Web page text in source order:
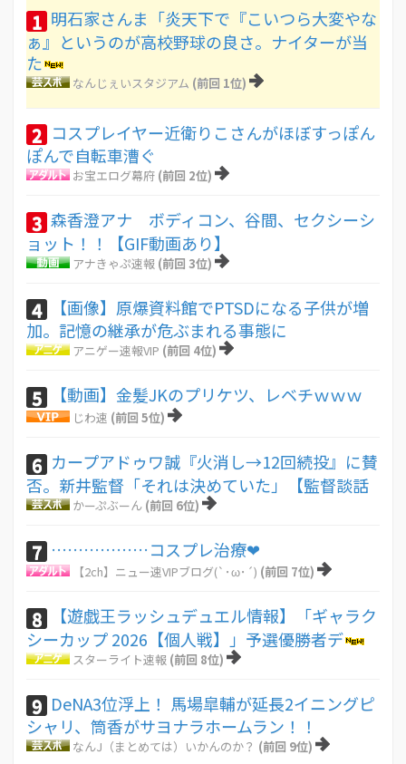
1 明石家さんま「炎天下で『こいつら大変やな
ぁ』というのが高校野球の良さ。ナイターが当
た
なんじぇいスタジアム (前回 1位)
2 コスプレイヤー近衛りこさんがほぼすっぽん
ぽんで自転車漕ぐ
お宝エログ幕府 (前回 2位)
3 森香澄アナ ボディコン、谷間、セクシーシ
ョット！！【GIF動画あり】
アナきゃぷ速報 (前回 3位)
4
【画像】原爆資料館でPTSDになる子供が増
加。記憶の継承が危ぶまれる事態に
アニゲー速報VIP (前回 4位)
5 【動画】金髪JKのプリケツ、レベチｗｗｗ
じわ速 (前回 5位)
6 カープアドゥワ誠『火消し→12回続投』に賛
否。新井監督「それは決めていた」【監督談話
かーぷぶーん (前回 6位)
7 ………………コスプレ治療❤
【2ch】ニュー速VIPブログ(`･ω･´) (前回 7位)
8
【遊戯王ラッシュデュエル情報】「ギャラク
シーカップ 2026【個人戦】」予選優勝者デ
スターライト速報 (前回 8位)
9 DeNA3位浮上！ 馬場皐輔が延長2イニングピ
シャリ、筒香がサヨナラホームラン！！
なんJ（まとめては）いかんのか？ (前回 9位)